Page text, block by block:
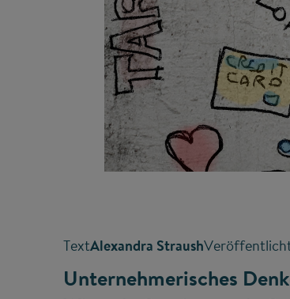
TextAlexandra Straush
Unternehmerisches